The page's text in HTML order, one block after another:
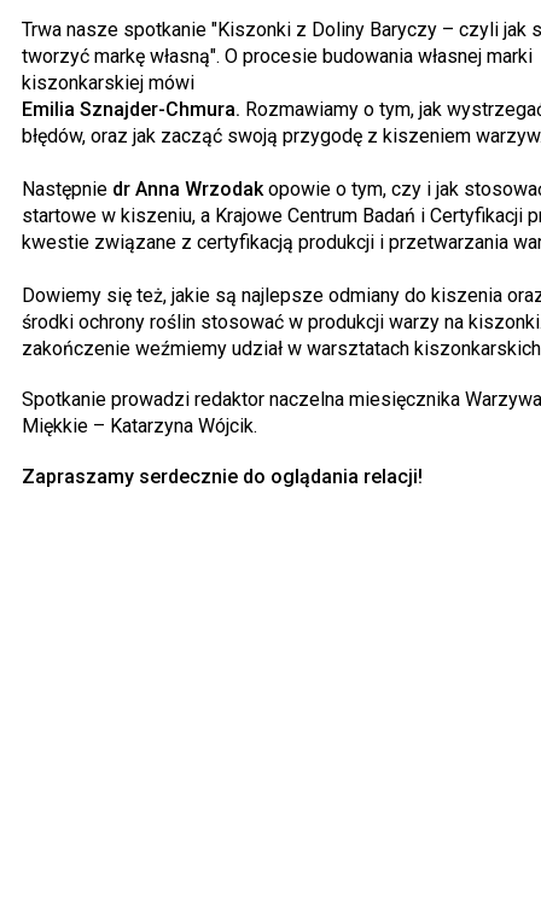
Trwa nasze spotkanie "Kiszonki z Doliny Baryczy – czyli jak
tworzyć markę własną". O procesie budowania własnej marki
kiszonkarskiej mówi
Emilia Sznajder-Chmura. Rozmawiamy o tym, jak
błędów, oraz jak zacząć swoją przygodę z kiszeniem
Następnie dr Anna Wrzodakopowie o tym, czy i jak
startowe w kiszeniu, a Krajowe Centrum Badań i Certyfikacji
kwestie związane z certyfikacją produkcji i przetwarzania
Dowiemy się też, jakie są najlepsze odmiany do kiszenia
środki ochrony roślin stosować w produkcji warzy na
zakończenie weźmiemy udział w warsztatach
Spotkanie prowadzi redaktor naczelna miesięcznika
Miękkie – Katarzyna Wójcik.
Zapraszamy serdecznie do oglądania relacji!